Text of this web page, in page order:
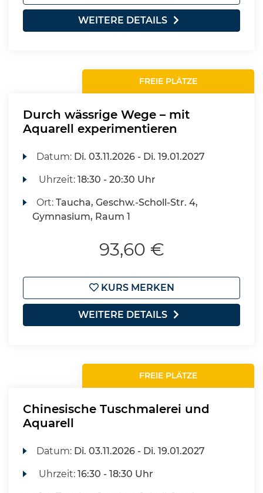
WEITERE DETAILS
FREIE PLÄTZE
Durch wässrige Wege – mit
Aquarell experimentieren
Datum: Di. 03.11.2026 - Di. 19.01.2027
Uhrzeit:18:30 - 20:30 Uhr
Ort:Taucha, Geschw.-Scholl-Str. 4,
Gymnasium, Raum 1
93,60 €
KURS MERKEN
WEITERE DETAILS
FREIE PLÄTZE
Chinesische Tuschmalerei und
Aquarell
Datum: Di. 03.11.2026 - Di. 19.01.2027
Uhrzeit:16:30 - 18:30 Uhr